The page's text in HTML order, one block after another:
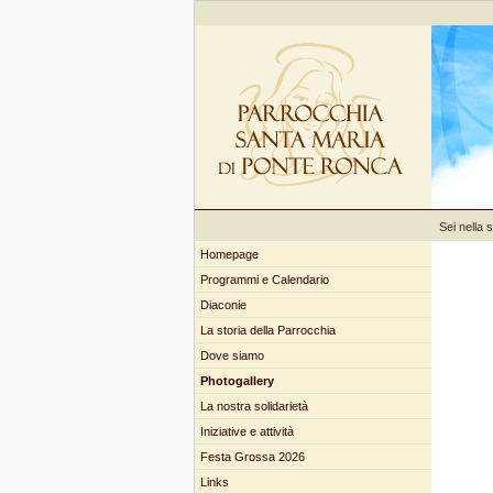
Sei nella
Homepage
Programmi e Calendario
Diaconie
La storia della Parrocchia
Dove siamo
Photogallery
La nostra solidarietà
Iniziative e attività
Festa Grossa 2026
Links